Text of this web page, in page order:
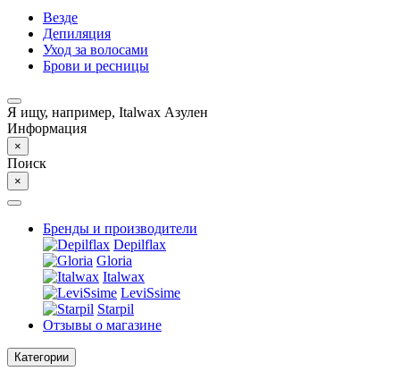
Везде
Депиляция
Уход за волосами
Брови и ресницы
Я ищу, например, Italwax Азулен
Информация
×
Поиск
×
Бренды и производители
Depilflax
Gloria
Italwax
LeviSsime
Starpil
Отзывы о магазине
Категории